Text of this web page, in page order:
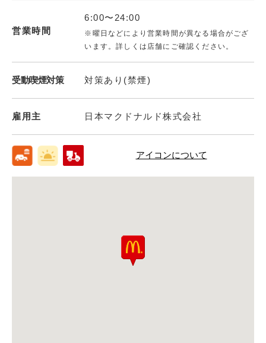
営業時間
6:00〜24:00
※曜日などにより営業時間が異なる場合がござ
います。詳しくは店舗にご確認ください。
受動喫煙対策 対策あり(禁煙)
雇用主 日本マクドナルド株式会社
アイコンについて